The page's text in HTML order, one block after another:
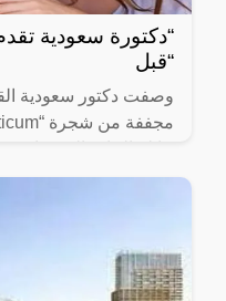
“دكتورة سعودية
“قبل
وصفت دكتور سعودية
ينمو في